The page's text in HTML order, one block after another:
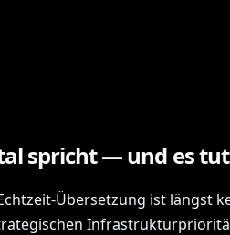
spricht — und es
Übersetzung ist längst